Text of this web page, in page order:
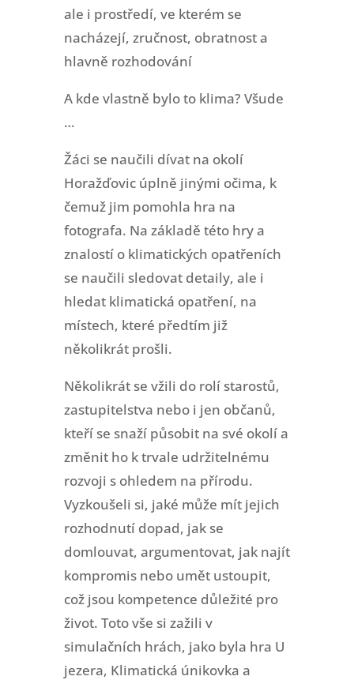
ale i prostředí, ve kterém se
nacházejí, zručnost, obratnost a
hlavně rozhodování
A kde vlastně bylo to klima? Všude
…
Žáci se naučili dívat na okolí
Horažďovic úplně jinými očima, k
čemuž jim pomohla hra na
fotografa. Na základě této hry a
znalostí o klimatických opatřeních
se naučili sledovat detaily, ale i
hledat klimatická opatření, na
místech, které předtím již
několikrát prošli.
Několikrát se vžili do rolí starostů,
zastupitelstva nebo i jen občanů,
kteří se snaží působit na své okolí a
změnit ho k trvale udržitelnému
rozvoji s ohledem na přírodu.
Vyzkoušeli si, jaké může mít jejich
rozhodnutí dopad, jak se
domlouvat, argumentovat, jak najít
kompromis nebo umět ustoupit,
což jsou kompetence důležité pro
život. Toto vše si zažili v
simulačních hrách, jako byla hra U
jezera, Klimatická únikovka a